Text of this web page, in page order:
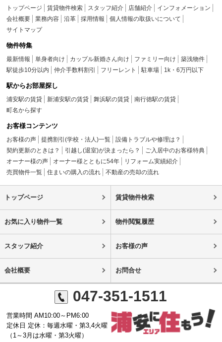
トップページ 賃貸物件検索 スタッフ紹介 店舗紹介
インフォメーション
会社概要
業務内容 沿革 採用情報
個人情報の取扱いについて
サイトマップ
物件特集
最新情報 単身者向け カップル新婚さん向け ファミリー向け
築浅物件
駅徒歩10分以内
仲介手数料割引 フリーレント 駐車場 1k・6万円以下
駅からお部屋探し
浦安駅の賃貸 新浦安駅の賃貸 舞浜駅の賃貸
南行徳駅の賃貸
町名から探す
お客様コンテンツ
お客様の声 提携割引(学校・法人)一覧
設備トラブルや修理は？
契約更新のときは？
引越し(退室)が決まったら？
ご入居中のお客様特典
オーナー様の声
オーナー様とともに54年
リフォーム実績紹介
売買物件一覧
住まいの購入の流れ 不動産の売却の流れ
トップページ 賃貸物件検索
お気に入り物件一覧 物件閲覧履歴
スタッフ紹介 お客様の声
会社概要 お問合せ
047-351-1511
営業時間 AM10:00～PM6:00
定休日 定休：毎週水曜・第3,4火曜
（1～3月は水曜・第3火曜）